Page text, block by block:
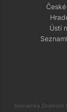
Ústí
Seznamka Známost